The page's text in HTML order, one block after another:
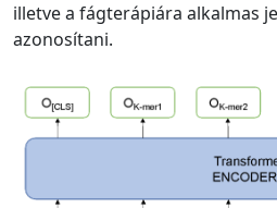
illetve a fágterápiára alkalmas
azonosítani.